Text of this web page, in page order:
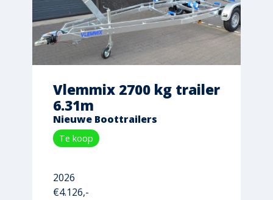
Vlemmix 2700 kg trailer
6.31m
Nieuwe Boottrailers
Te koop
2026
€4.126,-